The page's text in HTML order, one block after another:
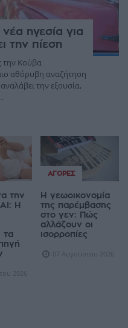
ηγεσία για
την πίεση
την Κούβα
αθόρυβη αναζήτηση
την εξουσία,
την
Η
τα
2026
ΑΓΟΡΈΣ
Η γεωοικονομία
της παρέμβασης
στο γεν: Πώς
αλλάζουν οι
ισορροπίες
07 Αυγούστου 2026